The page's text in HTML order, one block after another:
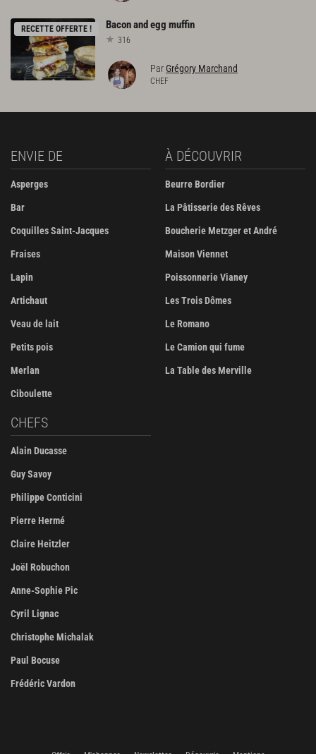
RECETTE OFFERTE ! Baconand egg muffin
316
ParGrégory Marchand
CHEF
ENVIE DE
Asperges
Bar
Coquilles Saint-Jacques
Fraises
Lapin
Artichaut
Veau de lait
Petits pois
Merlan
Ciboulette
À DÉCOUVRIR
Beurre Bordier
La Pâtisserie des Rêves
Boucherie Metzger et André
Maison Viennet
Poissonnerie Vianey
Les Trois Dômes
Le Romano
Le Camion qui fume
La Table des Merville
CHEFS
Alain Ducasse
Guy Savoy
Philippe Conticini
Pierre Hermé
Claire Heitzler
Joël Robuchon
Anne-Sophie Pic
Cyril Lignac
Christophe Michalak
Paul Bocuse
Frédéric Vardon